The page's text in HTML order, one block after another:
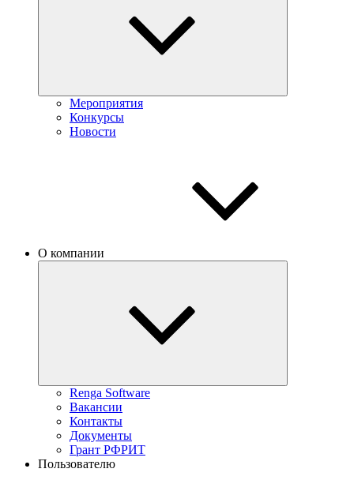
Мероприятия
Конкурсы
Новости
О компании
Renga Software
Вакансии
Контакты
Документы
Грант РФРИТ
Пользователю